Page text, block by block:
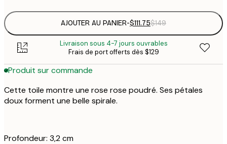
AJOUTER AU PANIER-$111.75$149
Livraison sous 4-7 jours ouvrables
Frais de port offerts dès $129
Produit sur commande
Cette toile montre une rose rose poudré. Ses pétales
doux forment une belle spirale.
Profondeur: 3,2 cm